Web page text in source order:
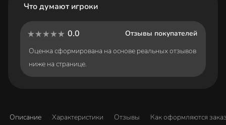
Что думают игроки
0.0
Отзывы покупателей
Оценка сформирована на основе реальных отзывов
ниже на странице.
Описание Характеристики Отзывы Как оформляются